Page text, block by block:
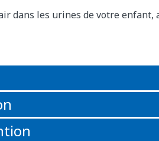
dans les urines de votre enfant,